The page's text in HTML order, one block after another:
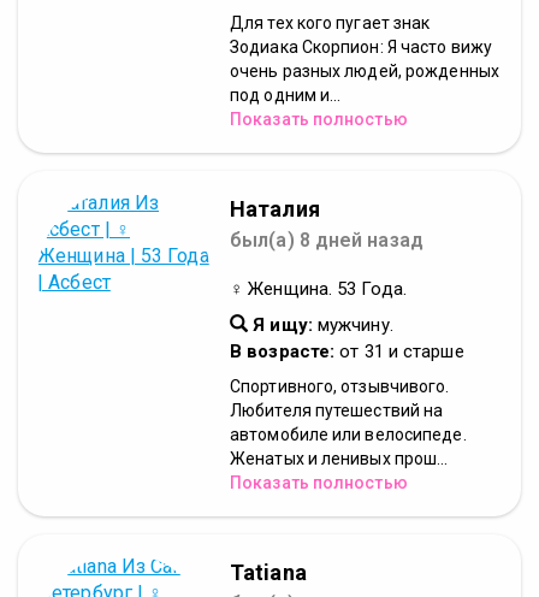
Для тех кого пугает знак
Зодиака Скорпион: Я часто вижу
очень разных людей, рожденных
под одним и...
Показать полностью
Наталия
был(а) 8 дней назад
♀ Женщина. 53 Года.
Я ищу: мужчину.
В возрасте: от 31 и старше
Спортивного, отзывчивого.
Любителя путешествий на
автомобиле или велосипеде.
Женатых и ленивых прош...
Показать полностью
Tatiana